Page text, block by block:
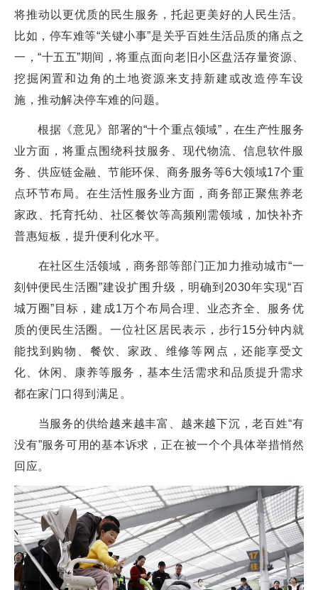
将推动以更优质的民生服务，托起更美好的人民生活。
比如，停车难等“关键小事”是关乎百姓生活品质的痛点之
一，“十五五”期间，将重点面向老旧小区盘活存量资源、
挖掘闲置和边角的土地资源来支持新建或改造停车设
施，推动解决停车难的问题。
根据《意见》部署的“十个重点领域”，在生产性服务
业方面，将重点围绕科技服务、现代物流、信息软件服
务、供应链金融、节能环保、商务服务等6大领域17个重
点环节布局。在生活性服务业方面，商务部正聚焦养老
家政、托育托幼、社区餐饮等高频刚需领域，加快补齐
普惠短板，提升便利化水平。
在社区生活领域，商务部等部门正加力推动城市“一
刻钟便民生活圈”建设扩围升级，明确到2030年实现“百
城万圈”目标，建成1万个布局合理、业态齐全、服务优
质的便民生活圈。一位社区居民表示，步行15分钟内就
能找到购物、餐饮、家政、维修等网点，还能享受文
化、休闲、康养等服务，基本生活需求和品质提升需求
都在家门口得到满足。
当服务的供给越来越丰富、越来越下沉，老百姓“有
没有”服务可用的基本诉求，正在被一个个具体举措悄然
回应。